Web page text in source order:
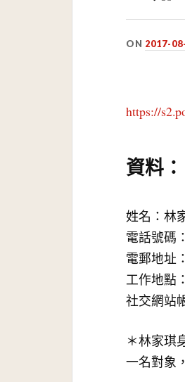
ON 2017-
https://
資料：
姓名：林
電話號碼
電郵地址
工作地點
社交網站
＊林家琪
一名對象